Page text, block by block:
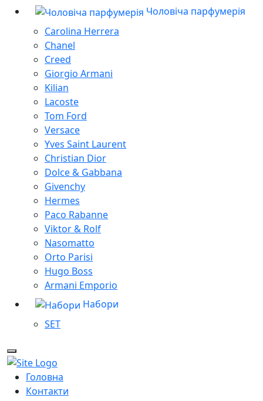
Чоловіча парфумерія
Carolina Herrera
Chanel
Creed
Giorgio Armani
Kilian
Lacoste
Tom Ford
Versace
Yves Saint Laurent
Christian Dior
Dolce & Gabbana
Givenchy
Hermes
Paco Rabanne
Viktor & Rolf
Nasomatto
Orto Parisi
Hugo Boss
Armani Emporio
Набори
SET
Головна
Контакти